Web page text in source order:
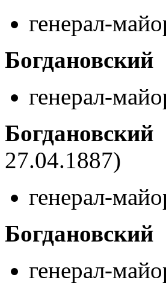
генерал-
Богдановский
генерал-
Богдановский
27.04.1887)
генерал-
Богдановский
генерал-